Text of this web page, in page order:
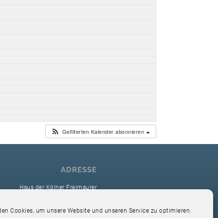
Cookies, um unsere Website und unseren Service zu optimieren.
Gefilterten Kalender abonnieren
ADRESSE
Haus der Kölner Freimaurer
Hardefuststr. 9